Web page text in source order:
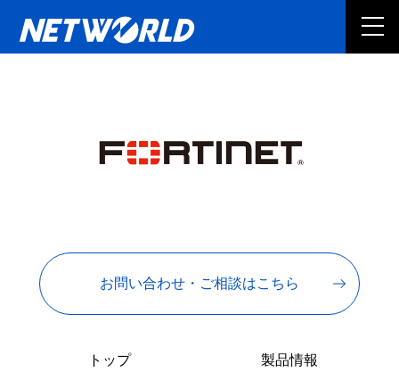
お問い合わせ・ご相談はこちら
トップ 製品情報